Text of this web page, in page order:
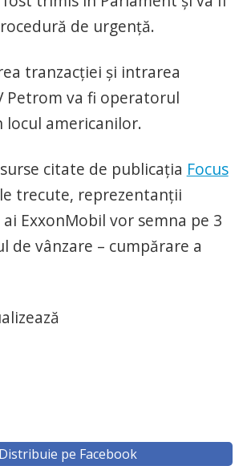
de urgență.
tranzacției și intrarea
Petrom va fi operatorul
locul americanilor.
citate de publicația Focus
trecute, reprezentanții
ai ExxonMobil vor semna pe 3
de vânzare – cumpărare a
Distribuie pe Facebook